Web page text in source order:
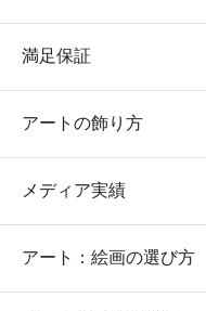
満足保証
アートの飾り方
メディア実績
アート：絵画の選び方